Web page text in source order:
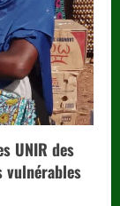
UNIR des
vulnérables